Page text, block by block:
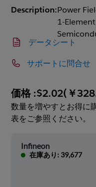
Description:Power
1-
データシート
サポートに問合せ
価格 :$2.02(￥
数量を増やすとお得に
表をご参照ください。
Infineon
在庫あり: 39,677